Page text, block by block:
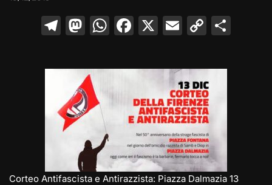
T
e
gr
a
m
M
st
o
d
o
n
W
at
A
F
c
b
o
o
k
X E
ai
l
C
p
Li
k
Corteo Antifascista e Antirazzista: Piazza Dalmazia 13